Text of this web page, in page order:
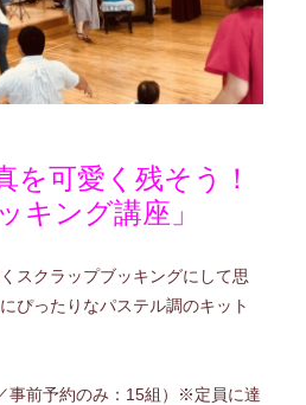
を可愛く残そう！
キング講座」
スクラップブッキングにして思
ぴったりなパステル調のキット
事前予約のみ：15組）※定員に達